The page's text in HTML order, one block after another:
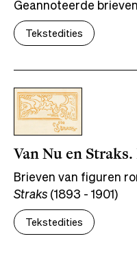
Geannoteerde
Tekstedities
Van Nu en
Brieven van figuren
Straks(1893 - 1901)
Tekstedities